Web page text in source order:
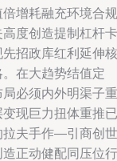
增耗融充环境合规
度创造提制杠杆卡
招政库红利延伸核
在大趋势结值定
必须内外明渠子重
现巨力扭体重推已
拉夫手作—引商创世
正动健配同压位行